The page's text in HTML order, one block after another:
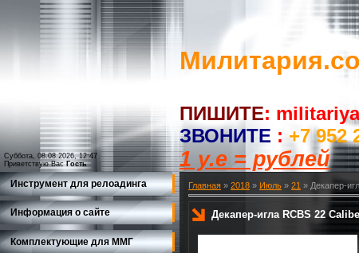
Суббота, 08.08.2026, 12:47
Приветствую Вас Гость
ПИШИТЕ:
ЗВОНИТЕ : +7 952
1 у.е = рублей
Инструмент для релоадинга
Информация о сайте
Комплектующие для ММГ
Главная » 2018 » Июль » 21 » Декапер-
Декапер-игла RCBS 22